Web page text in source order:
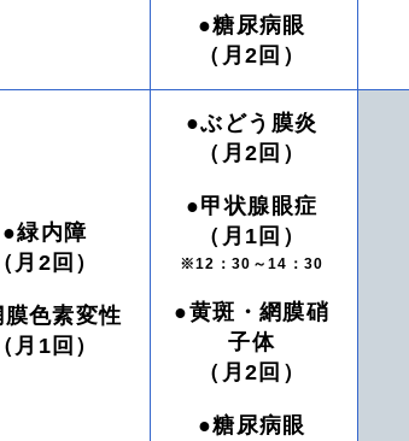
●糖尿病眼
（月2回）
●緑内障
（月2回）
膜色素変性
（月1回）
●ぶどう膜炎
（月2回）
●甲状腺眼症
（月1回）
※12：30～14：30
●黄斑・網膜硝
子体
（月2回）
●糖尿病眼